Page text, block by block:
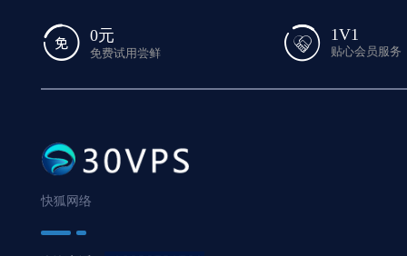
0元
免费试用尝鲜
1V1
贴心会员服务
快狐网络